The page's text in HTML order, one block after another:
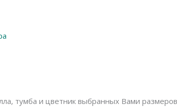
тумба и цветник выбранных Вами